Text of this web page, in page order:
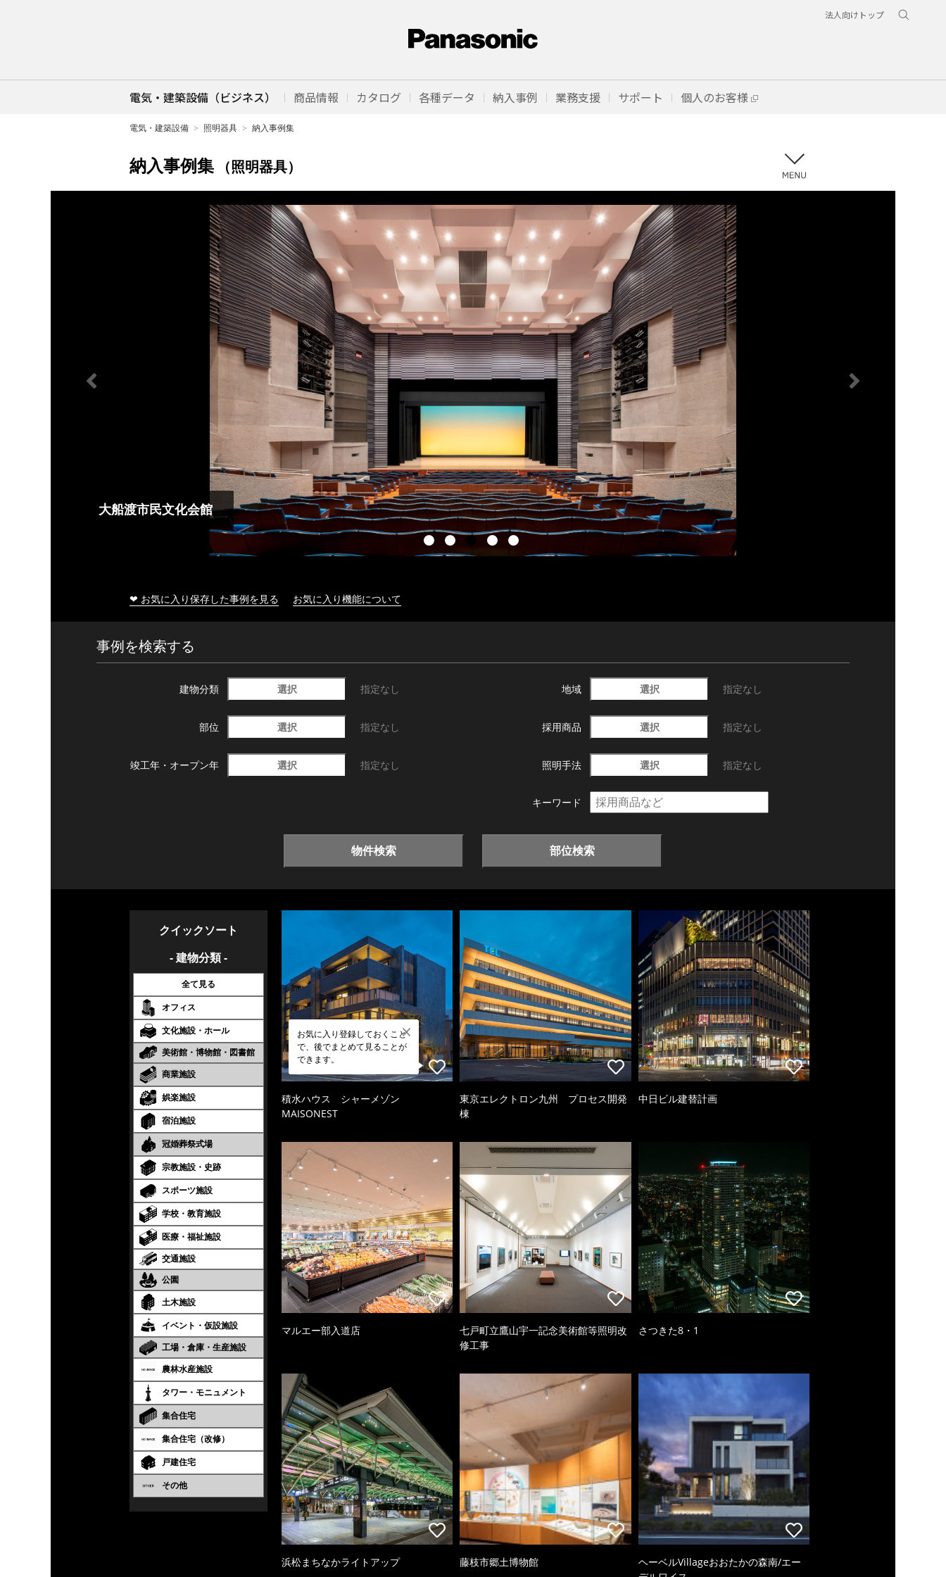
法人向けトップ
電気・建築設備（ビジネス） 商品情報 カタログ 各種データ 納入事例 業務支援 サポート 個人のお客様
電気・建築設備 照明器具 納入事例集
納入事例集 （照明器具）
大船渡市民文化会館
❤ お気に入り保存した事例を見る お気に入り機能について
事例を検索する
建物分類 選択 指定なし 地域 選択 指定なし
部位 選択 指定なし 採用商品 選択 指定なし
竣工年・ オープン年 選択 指定なし 照明手法 選択 指定なし
キーワード
物件検索 部位検索
クイックソート
- 建物分類 -
全て見る
オフィス
文化施設・ホール
美術館・博物館・図書館
商業施設
娯楽施設
宿泊施設
冠婚葬祭式場
宗教施設・史跡
スポーツ施設
学校・教育施設
医療・福祉施設
交通施設
公園
土木施設
イベント・仮設施設
工場・倉庫・生産施設
農林水産施設
タワー・モニュメント
集合住宅
集合住宅（改修）
戸建住宅
その他
お気に入り登録しておくこと
で、後でまとめて見ることが
できます。
積水ハウス シャーメゾン
MAISONEST
東京エレクトロン九州 プロセス開発
棟
中日ビル建替計画
マルエー部入道店
七戸町立鷹山宇一記念美術館等照明改
修工事
さつきた8・1
浜松まちなかライトアップ 藤枝市郷土博物館
ヘーベルVillageおおたかの森南/エー